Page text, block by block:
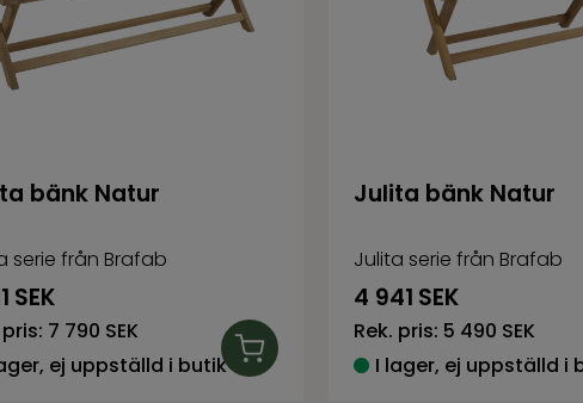
bänk Natur
serie från Brafab
SEK
7 790 SEK
ej uppställd i butik
Julita bänk Natur
Julita serie från Brafab
4 941 SEK
Rek. pris: 5 490 SEK
I lager, ej uppställd i